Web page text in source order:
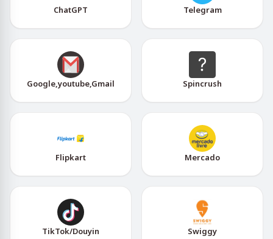
ChatGPT Telegram
Google,youtube,Gmail Spincrush
Flipkart Mercado
TikTok/Douyin Swiggy